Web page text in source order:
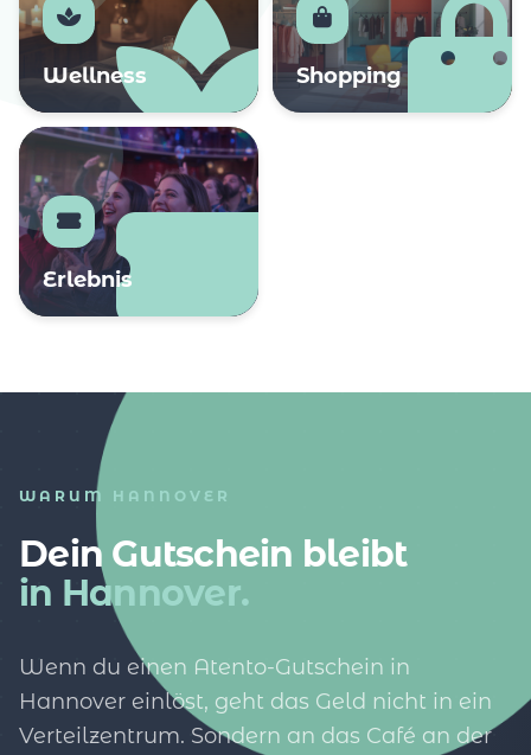
Wellness Shopping
Erlebnis
WARUM HANNOVER
Dein Gutschein bleibt
in Hannover.
Wenn du einen Atento-Gutschein in
Hannover einlöst, geht das Geld nicht in ein
Verteilzentrum. Sondern an das Café an der